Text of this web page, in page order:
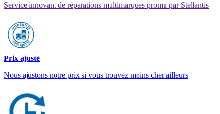
Service innovant de réparations multimarques promu par Stellantis
Prix ajusté
Nous ajustons notre prix si vous trouvez moins cher ailleurs